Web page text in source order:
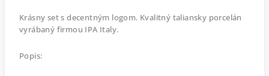
Krásny set s decentným logom. Kvalitný taliansky porcelán
vyrábaný firmou IPA Italy.
Popis: